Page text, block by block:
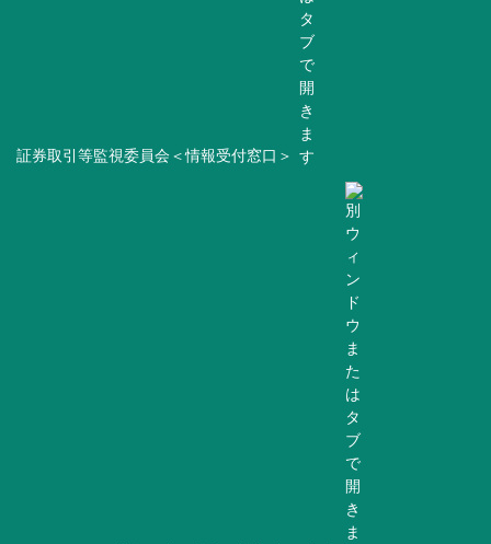
証券取引等監視委員会＜情報受付窓口＞